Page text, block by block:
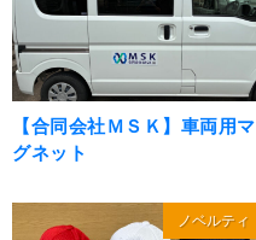
【合同会社ＭＳＫ】車両用マ
グネット
ノベルティ